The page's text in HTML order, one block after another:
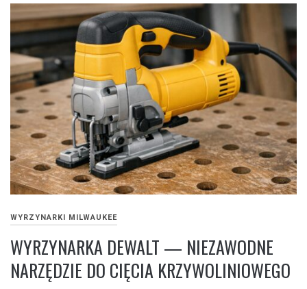
WYRZYNARKI MILWAUKEE
WYRZYNARKA DEWALT — NIEZAWODNE
NARZĘDZIE DO CIĘCIA KRZYWOLINIOWEGO